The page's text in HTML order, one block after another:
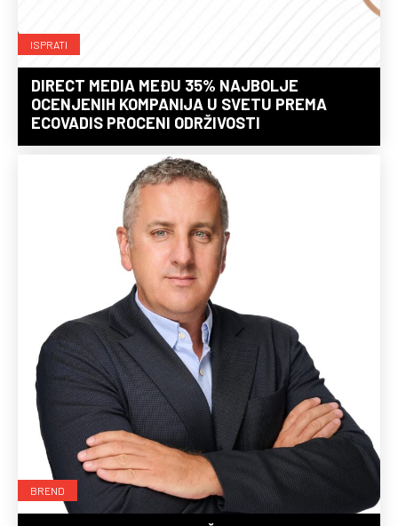
ISPRATI
DIRECT MEDIA MEĐU 35% NAJBOLJE
OCENJENIH KOMPANIJA U SVETU PREMA
ECOVADIS PROCENI ODRŽIVOSTI
BREND